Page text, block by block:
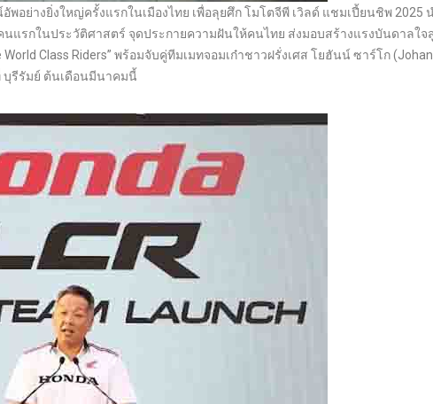
อย่างยิ่งใหญ่ครั้งแรกในเมืองไทย เพื่อลุยศึก โมโตจีพี เวิลด์ แชมเปี้ยนชิพ 2025
นแรกในประวัติศาสตร์ จุดประกายความฝันให้คนไทย ส่งมอบสร้างแรงบันดาลใจ
Class Riders” พร้อมจับคู่ทีมเมทจอมเก๋าชาวฝรั่งเศส โยฮันน์ ซาร์โก
บุรีรัมย์ ต้นเดือนมีนาคมนี้